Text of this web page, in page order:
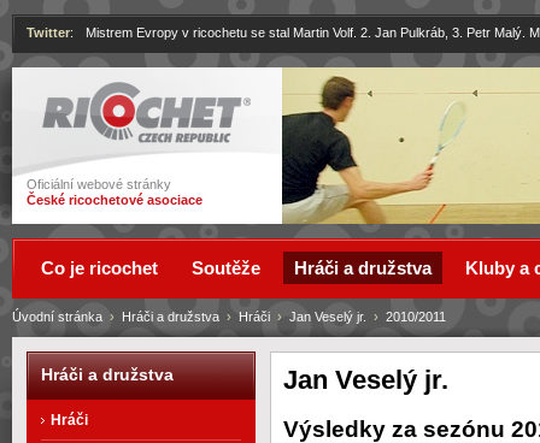
Ricochet
Oficiální webové stránky
České ricochetové asociace
Twitter: Mistrem Evropy v ricochetu se stal Martin Volf. 2. Jan Pulkráb, 3. Petr Malý.
Jan Veselý jr.
Výsledky za sezónu
Úvodní stránka › Hráči a družstva › Hráči › Jan Veselý jr. › 2010/2011
Co je ricochet Soutěže Hráči a družstva Kluby a
Hráči a družstva
Hráči